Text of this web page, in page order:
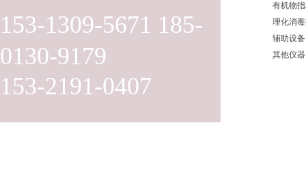
153-1309-5671 185-
0130-9179
153-2191-0407
有机物
理化消
辅助设备
其他仪器